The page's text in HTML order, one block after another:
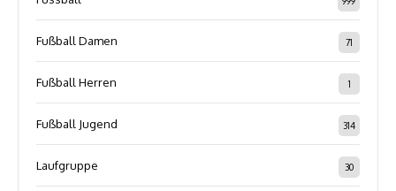
Fußball Damen 71
Fußball Herren 1
Fußball Jugend 314
Laufgruppe 30